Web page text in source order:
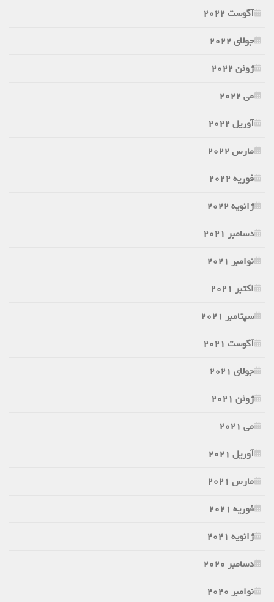
آگوست 2022
جولای 2022
ژوئن 2022
می 2022
آوریل 2022
مارس 2022
فوریه 2022
ژانویه 2022
دسامبر 2021
نوامبر 2021
اکتبر 2021
سپتامبر 2021
آگوست 2021
جولای 2021
ژوئن 2021
می 2021
آوریل 2021
مارس 2021
فوریه 2021
ژانویه 2021
دسامبر 2020
نوامبر 2020